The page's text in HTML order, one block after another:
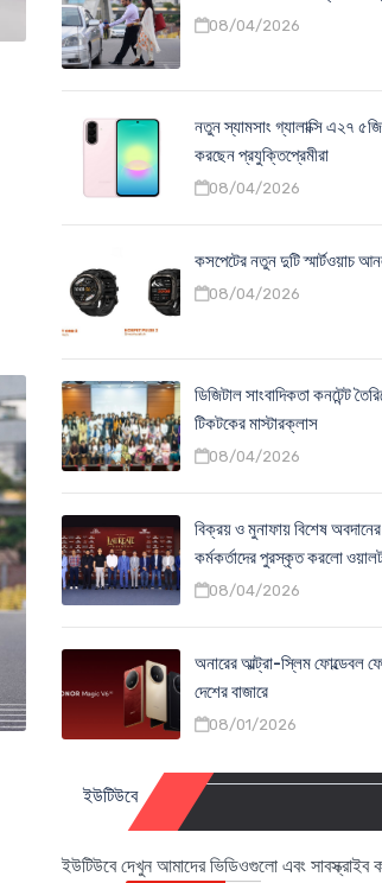
08/04/2026
নতুন স্যামসাং গ্যালাক্সি এ২৭
করছেন প্রযুক্তিপ্রেমীরা
08/04/2026
কসপেটের নতুন দুটি স্মার্টওয়াচ
08/04/2026
ডিজিটাল সাংবাদিকতা কনটেন্ট
টিকটকের মাস্টারক্লাস
08/04/2026
বিক্রয় ও মুনাফায় বিশেষ
কর্মকর্তাদের পুরস্কৃত করলো
08/04/2026
অনারের আল্ট্রা-স্লিম ফোল্ডেবল
দেশের বাজারে
08/01/2026
ইউটিউবে
ইউটিউবে দেখুন আমাদের ভিডিওগুলো এবং